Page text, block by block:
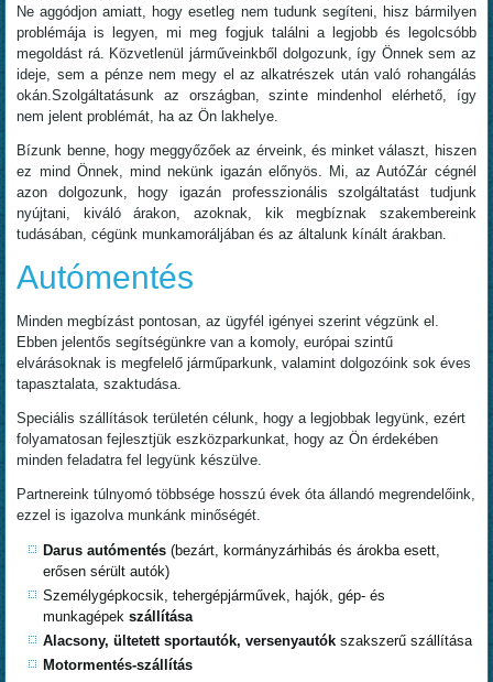
Ne aggódjon amiatt, hogy esetleg nem tudunk segíteni, hisz bármilyen
problémája is legyen, mi meg fogjuk találni a legjobb és legolcsóbb
megoldást rá. Közvetlenül járműveinkből dolgozunk, így Önnek sem az
ideje, sem a pénze nem megy el az alkatrészek után való rohangálás
okán.Szolgáltatásunk az országban, szinte mindenhol elérhető, így
nem jelent problémát, ha az Ön lakhelye.
Bízunk benne, hogy meggyőzőek az érveink, és minket választ, hiszen
ez mind Önnek, mind nekünk igazán előnyös. Mi, az AutóZár cégnél
azon dolgozunk, hogy igazán professzionális szolgáltatást tudjunk
nyújtani, kiváló árakon, azoknak, kik megbíznak szakembereink
tudásában, cégünk munkamoráljában és az általunk kínált árakban.
Autómentés
Minden megbízást pontosan, az ügyfél igényei szerint végzünk el.
Ebben jelentős segítségünkre van a komoly, európai szintű
elvárásoknak is megfelelő járműparkunk, valamint dolgozóink sok éves
tapasztalata, szaktudása.
Speciális szállítások területén célunk, hogy a legjobbak legyünk, ezért
folyamatosan fejlesztjük eszközparkunkat, hogy az Ön érdekében
minden feladatra fel legyünk készülve.
Partnereink túlnyomó többsége hosszú évek óta állandó megrendelőink,
ezzel is igazolva munkánk minőségét.
Darus autómentés(bezárt, kormányzárhibás és árokba esett,
erősen sérült autók)
Személygépkocsik, tehergépjárművek, hajók, gép- és
munkagépekszállítása
Alacsony, ültetett sportautók, versenyautókszakszerű szállítása
Motormentés-szállítás